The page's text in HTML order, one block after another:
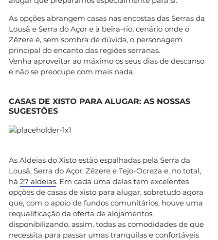
As opções abrangem casas nas encostas das Serras da
Lousã e Serra do Açor e à beira-rio, cenário onde o
Zêzere é, sem sombra de dúvida, o personagem
principal do encanto das regiões serranas.
Venha aproveitar ao máximo os seus dias de descanso
e não se preocupe com mais nada.
CASAS DE XISTO PARA ALUGAR: AS NOSSAS
SUGESTÕES
As Aldeias do Xisto estão espalhadas pela Serra da
Lousã, Serra do Açor, Zêzere e Tejo-Ocreza e, no total,
há 27 aldeias. Em cada uma delas tem excelentes
opções de casas de xisto para alugar, sobretudo agora
que, com o apoio de fundos comunitários, houve uma
requalificação da oferta de alojamentos,
disponibilizando, assim, todas as comodidades de que
necessita para passar umas tranquilas e confortáveis